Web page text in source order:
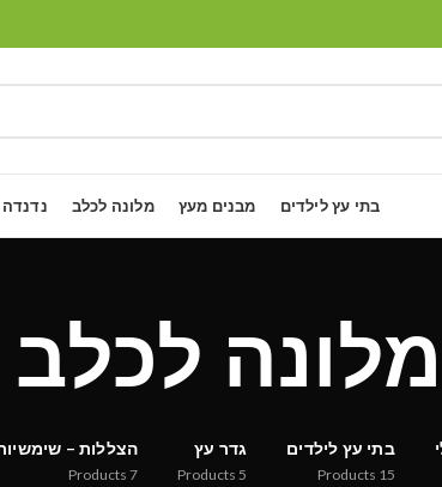
בתי עץ לילדים מבנים מעץ מלונה לכלב נדנדה
מלונה
בתי עץ לילדים
15
Products
גדר עץ
5
Products
הצללות –
7
Products